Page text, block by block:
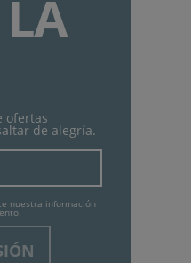
ofertas
de alegría.
nuestra información